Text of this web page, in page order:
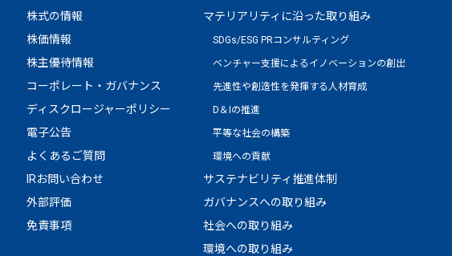
株式の情報
株価情報
株主優待情報
コーポレート・ガバナンス
ディスクロージャーポリシー
電子公告
よくあるご質問
IRお問い合わせ
外部評価
免責事項
マテリアリティに沿った取り組み
SDGs/ESG PRコンサルティング
ベンチャー支援によるイノベーションの創出
先進性や創造性を発揮する人材育成
D＆Iの推進
平等な社会の構築
環境への貢献
サステナビリティ推進体制
ガバナンスへの取り組み
社会への取り組み
環境への取り組み